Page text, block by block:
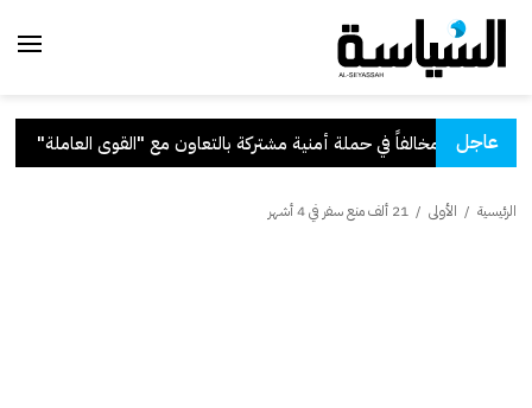
عاجلمع "القوى العاملة"
الرئيسية / الأولى / 21 ألف منع سفر في 4 أشهر